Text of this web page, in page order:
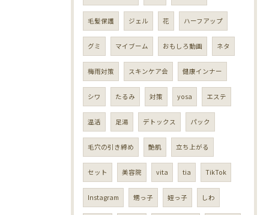
毛髪保護 ジェル 花 ハーフアップ
グミ マイブーム おもしろ動画 ネタ
梅雨対策 スキンケア会 健康インナー
シワ たるみ 対策 yosa エステ
温活 足湯 デトックス パック
毛穴の引き締め 艶肌 立ち上がる
セット 美容院 vita tia TikTok
Instagram 甥っ子 姪っ子 しわ